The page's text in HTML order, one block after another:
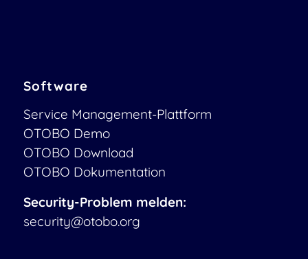
Software
Service Management-Plattform
OTOBO Demo
OTOBO Download
OTOBO Dokumentation
Security-Problem melden:
security@otobo.org